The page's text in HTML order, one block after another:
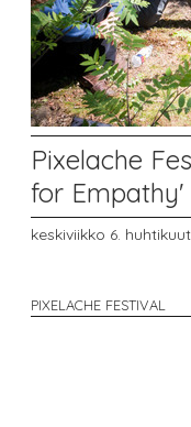
Pixelache
for
keskiviikko 6.
PIXELACHE FESTIVAL